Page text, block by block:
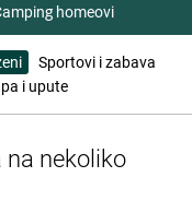
homeovi
Sportovi i zabava
i upute
na nekoliko